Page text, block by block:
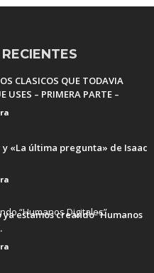
CLASICOS QUE TODAVIA
USES – PRIMERA PARTE –
y «La última pregunta» de Isaac
ya estamos creando “Humanos